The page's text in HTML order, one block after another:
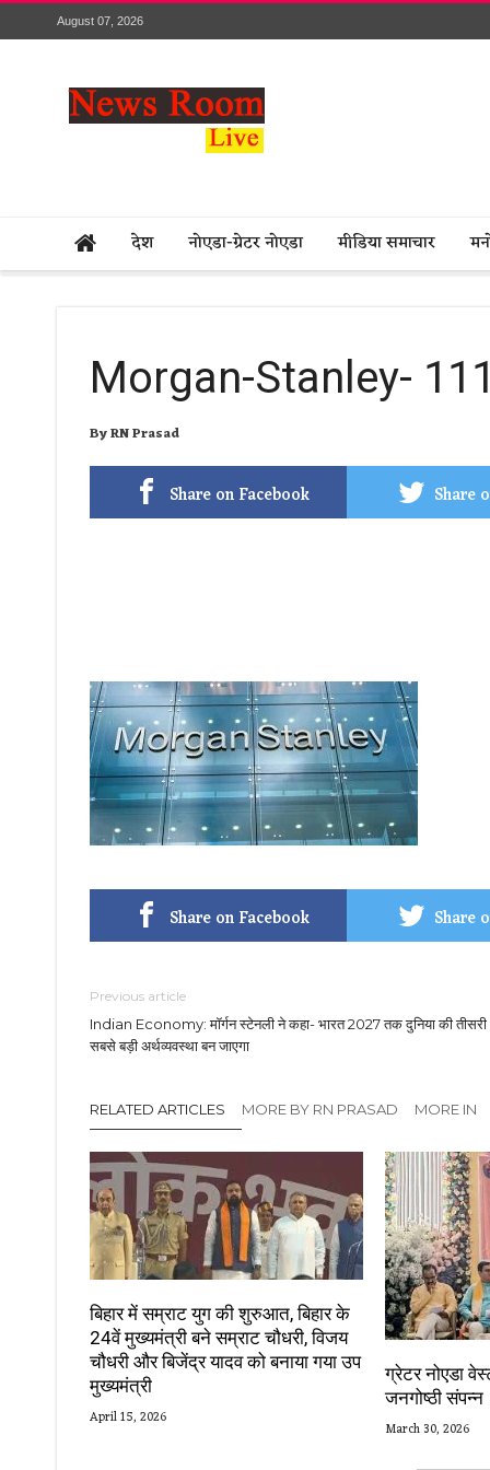
August 07, 2026
देश नोएडा-ग्रेटर नोएडा मीडिया समाचार
Morgan-Stanley-
ByRN Prasad
Share on Facebook Share
Share on Facebook Share
Previous article
Indian Economy: मॉर्गन स्टेनली ने कहा- भारत 2027 तक दुनिया की तीसरी
सबसे बड़ी अर्थव्यवस्था बन जाएगा
RELATED ARTICLES MORE BY RN PRASAD MORE IN
बिहार में सम्राट युग की शुरुआत, बिहार के
24वें मुख्यमंत्री बने सम्राट चौधरी, विजय
चौधरी और बिजेंद्र यादव को बनाया गया उप
मुख्यमंत्री
April 15, 2026
ग्रेटर नोएडा
जनगोष्ठी संपन्न
March 30, 2026